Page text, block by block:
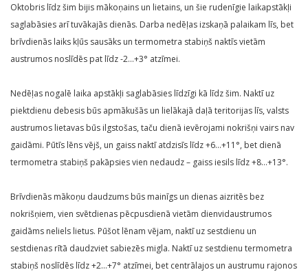
Oktobris līdz šim bijis mākoņains un lietains, un šie rudenīgie laikapstākļi
saglabāsies arī tuvākajās dienās. Darba nedēļas izskaņā palaikam līs, bet
brīvdienās laiks kļūs sausāks un termometra stabiņš naktīs vietām
austrumos noslīdēs pat līdz -2…+3° atzīmei.
Nedēļas nogalē laika apstākļi saglabāsies līdzīgi kā līdz šim. Naktī uz
piektdienu debesis būs apmākušās un lielākajā daļā teritorijas līs, valsts
austrumos lietavas būs ilgstošas, taču dienā ievērojami nokrišņi vairs nav
gaidāmi. Pūtīs lēns vējš, un gaiss naktī atdzisīs līdz +6…+11°, bet dienā
termometra stabiņš pakāpsies vien nedaudz – gaiss iesils līdz +8…+13°.
Brīvdienās mākoņu daudzums būs mainīgs un dienas aizritēs bez
nokrišņiem, vien svētdienas pēcpusdienā vietām dienvidaustrumos
gaidāms neliels lietus. Pūšot lēnam vējam, naktī uz sestdienu un
sestdienas rītā daudzviet sabiezēs migla. Naktī uz sestdienu termometra
stabiņš noslīdēs līdz +2…+7° atzīmei, bet centrālajos un austrumu rajonos